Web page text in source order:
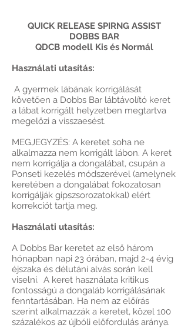
QUICK RELEASE SPIRNG ASSIST
DOBBS BAR
QDCB modell Kis és Normál
Használati utasítás:
A gyermek lábának korrigálását
követően a Dobbs Bar lábtávolító keret
a lábat korrigált helyzetben megtartva
megelőzi a visszaesést.
MEGJEGYZÉS: A keretet soha ne
alkalmazza nem korrigált lábon. A keret
nem korrigálja a dongalábat, csupán a
Ponseti kezelés módszerével (amelynek
keretében a dongalábat fokozatosan
korrigálják gipszsorozatokkal) elért
korrekciót tartja meg.
Használati utasítás:
A Dobbs Bar keretet az első három
hónapban napi 23 órában, majd 2-4 évig
éjszaka és délutáni alvás során kell
viselni. A keret használata kritikus
fontosságú a dongaláb korrigálásának
fenntartásában. Ha nem az előírás
szerint alkalmazzák a keretet, közel 100
százalékos az újbóli előfordulás aránya.